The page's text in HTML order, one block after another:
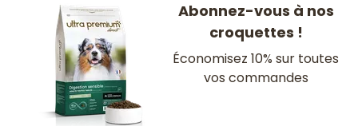
Abonnez-vous à nos
croquettes !
Économisez 10% sur toutes
vos commandes